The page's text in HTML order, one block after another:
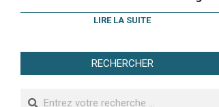
LIRE LA SUITE
RECHERCHER